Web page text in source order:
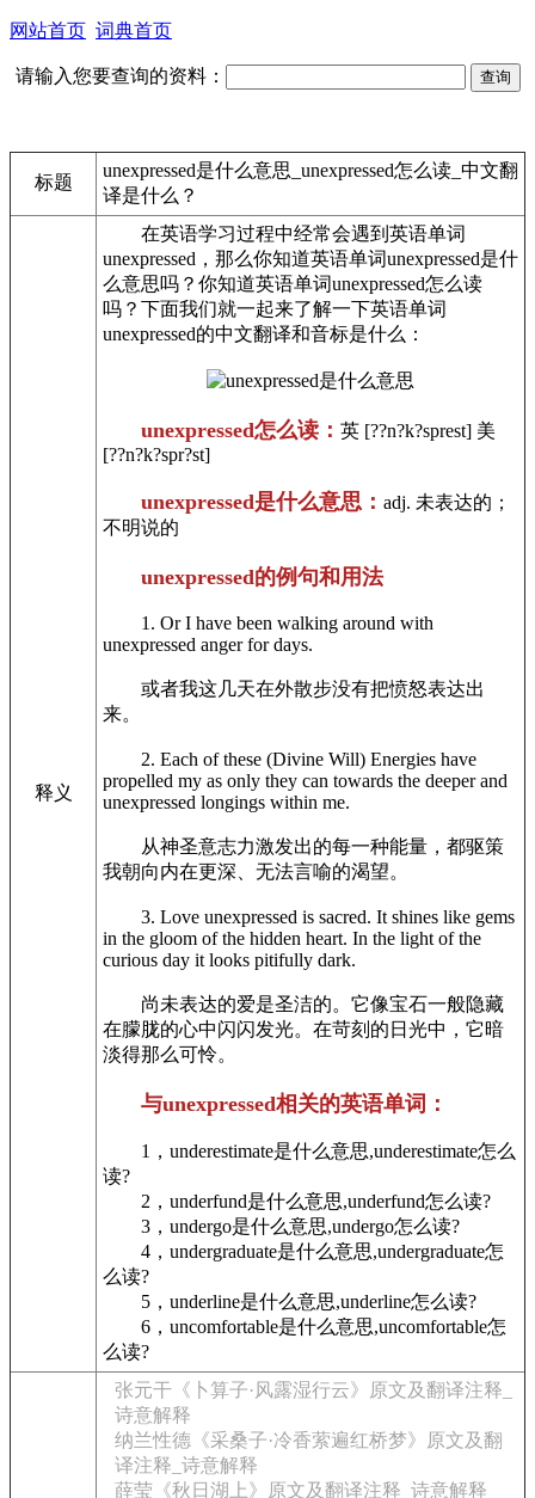
网站首页 词典首页
请输入您要查询的资料：
标题
unexpressed是什么意思_unexpressed怎么读_中文翻
译是什么？
释义
在英语学习过程中经常会遇到英语单词
unexpressed，那么你知道英语单词unexpressed是什
么意思吗？你知道英语单词unexpressed怎么读
吗？下面我们就一起来了解一下英语单词
unexpressed的中文翻译和音标是什么：
unexpressed怎么读： 英 [??n?k?sprest] 美
[??n?k?spr?st]
unexpressed是什么意思： adj. 未表达的；
不明说的
unexpressed的例句和用法
1. Or I have been walking around with
unexpressed anger for days.
或者我这几天在外散步没有把愤怒表达出
来。
2. Each of these (Divine Will) Energies have
propelled my as only they can towards the deeper and
unexpressed longings within me.
从神圣意志力激发出的每一种能量，都驱策
我朝向内在更深、无法言喻的渴望。
3. Love unexpressed is sacred. It shines like gems
in the gloom of the hidden heart. In the light of the
curious day it looks pitifully dark.
尚未表达的爱是圣洁的。它像宝石一般隐藏
在朦胧的心中闪闪发光。在苛刻的日光中，它暗
淡得那么可怜。
与unexpressed相关的英语单词：
1，underestimate是什么意思,underestimate怎么
读?
2，underfund是什么意思,underfund怎么读?
3，undergo是什么意思,undergo怎么读?
4，undergraduate是什么意思,undergraduate怎
么读?
5，underline是什么意思,underline怎么读?
6，uncomfortable是什么意思,uncomfortable怎
么读?
张元干《卜算子·风露湿行云》原文及翻译注释_
诗意解释
纳兰性德《采桑子·冷香萦遍红桥梦》原文及翻
译注释_诗意解释
薛莹《秋日湖上》原文及翻译注释_诗意解释